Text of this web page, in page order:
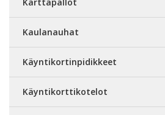
Kaulanauhat
Käyntikortinpidikkeet
Käyntikorttikotelot